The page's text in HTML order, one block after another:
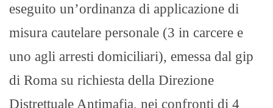
eseguito un’ordinanza di applicazione di
misura cautelare personale (3 in carcere e
uno agli arresti domiciliari), emessa dal gip
di Roma su richiesta della Direzione
Distrettuale Antimafia, nei confronti di 4